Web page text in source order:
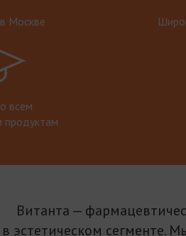
Москве
всем
продуктам
Витанта —
в эстетическом сегменте.